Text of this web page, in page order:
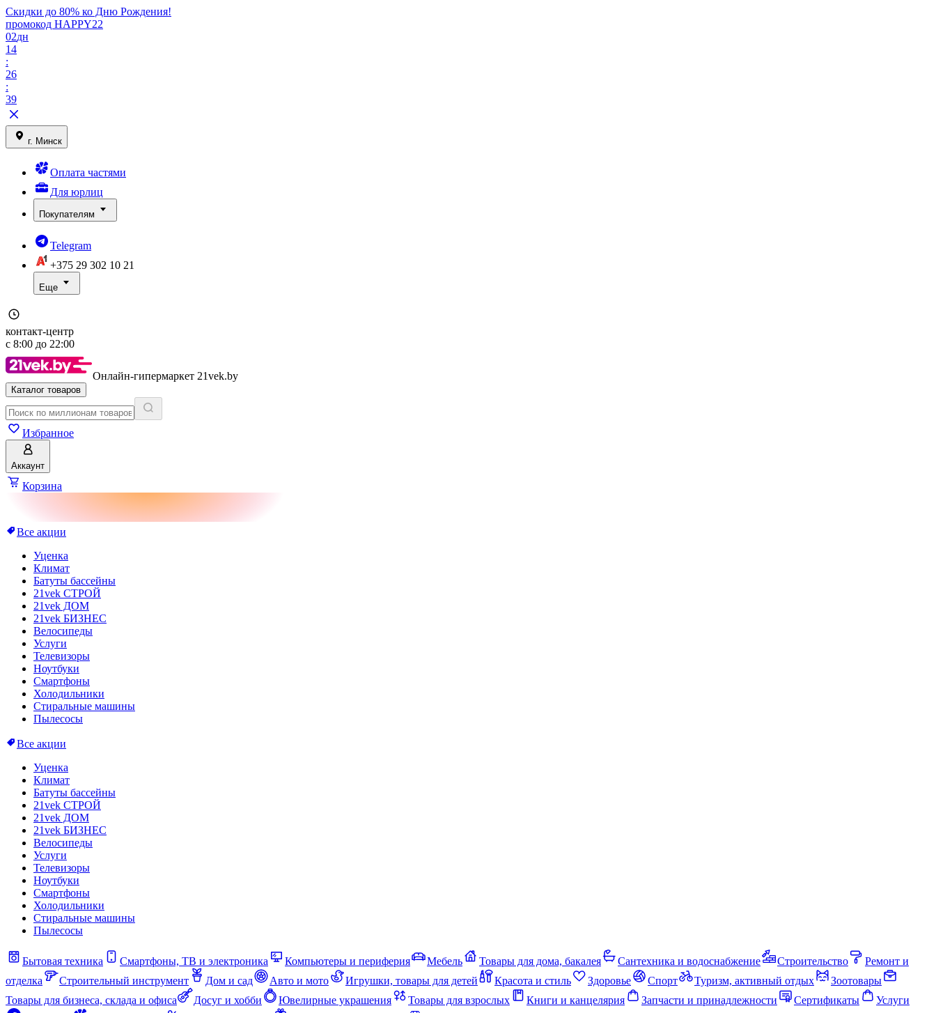
Скидки до 80% ко Дню Рождения!
промокод HAPPY22
02дн
14
:
26
:
39
г. Минск
Оплата частями
Для юрлиц
Покупателям
Telegram
+375 29 302 10 21
Еще
контакт-центр
с 8:00 до 22:00
Онлайн-гипермаркет 21vek.by
Каталог товаров
Избранное
Аккаунт
Корзина
Все акции
Уценка
Климат
Батуты бассейны
21vek СТРОЙ
21vek ДОМ
21vek БИЗНЕС
Велосипеды
Услуги
Телевизоры
Ноутбуки
Смартфоны
Холодильники
Стиральные машины
Пылесосы
Все акции
Уценка
Климат
Батуты бассейны
21vek СТРОЙ
21vek ДОМ
21vek БИЗНЕС
Велосипеды
Услуги
Телевизоры
Ноутбуки
Смартфоны
Холодильники
Стиральные машины
Пылесосы
Бытовая техника Смартфоны, ТВ и электроника Компьютеры и периферия Мебель Товары для дома, бакалея Сантехника и водоснабжение Строительство
Ремонт и
отделка
Строительный инструмент Дом и сад Авто и мото Игрушки, товары для детей Красота и стиль Здоровье Спорт Туризм, активный отдых
Зоотовары
Товары для бизнеса, склада и офиса
Досуг и хобби Ювелирные украшения Товары для взрослых Книги и канцелярия Запчасти и принадлежности Сертификаты
Услуги